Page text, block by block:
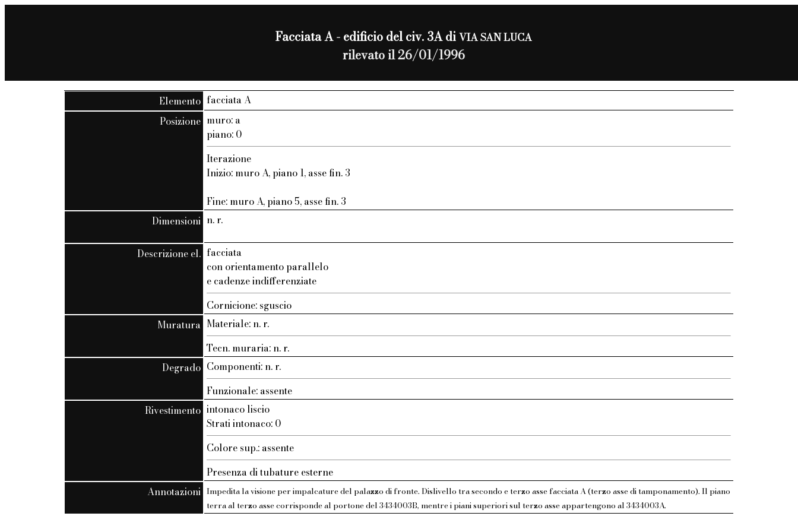
Facciata A - edificio del civ. 3A diVIA SAN LUCA
rilevato il 26/01/1996
Elemento facciata A
Posizione muro: a
piano: 0
Iterazione
Inizio: muro A, piano 1, asse fin. 3
Fine: muro A, piano 5, asse fin. 3
Dimensioni n. r.
Descrizione el. facciata
con orientamento parallelo
e cadenze indifferenziate
Cornicione: sguscio
Muratura Materiale: n. r.
Tecn. muraria: n. r.
Degrado Componenti: n. r.
Funzionale: assente
Rivestimento intonaco liscio
Strati intonaco: 0
Colore sup.: assente
Presenza di tubature esterne
Annotazioni Impedita la visione per impalcature del palazzo di fronte. Dislivello tra secondo e terzo asse facciata A (terzo asse di tamponamento). Il piano
terra al terzo asse corrisponde al portone del 3434003B, mentre i piani superiori sul terzo asse appartengono al 3434003A.